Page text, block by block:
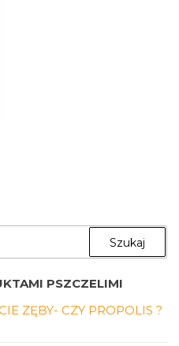
PSZCZELIMI
ZĘBY- CZY PROPOLIS ?